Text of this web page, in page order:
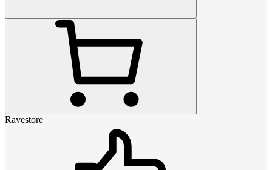
Ravestore